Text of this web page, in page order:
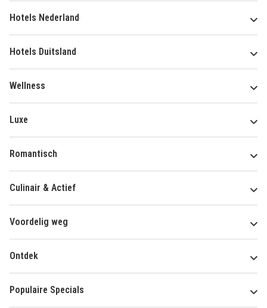
Hotels Nederland
Hotels Duitsland
Wellness
Luxe
Romantisch
Culinair & Actief
Voordelig weg
Ontdek
Populaire Specials